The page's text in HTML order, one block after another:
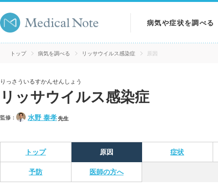
病気や症状を調べる
病気を調べる
トップ 病気を調べる リッサウイルス感染症 原因
りっさういるすかんせんしょう
リッサウイルス感染症
監修： 水野 泰孝先生
トップ 原因 症状
予防 医師の方へ